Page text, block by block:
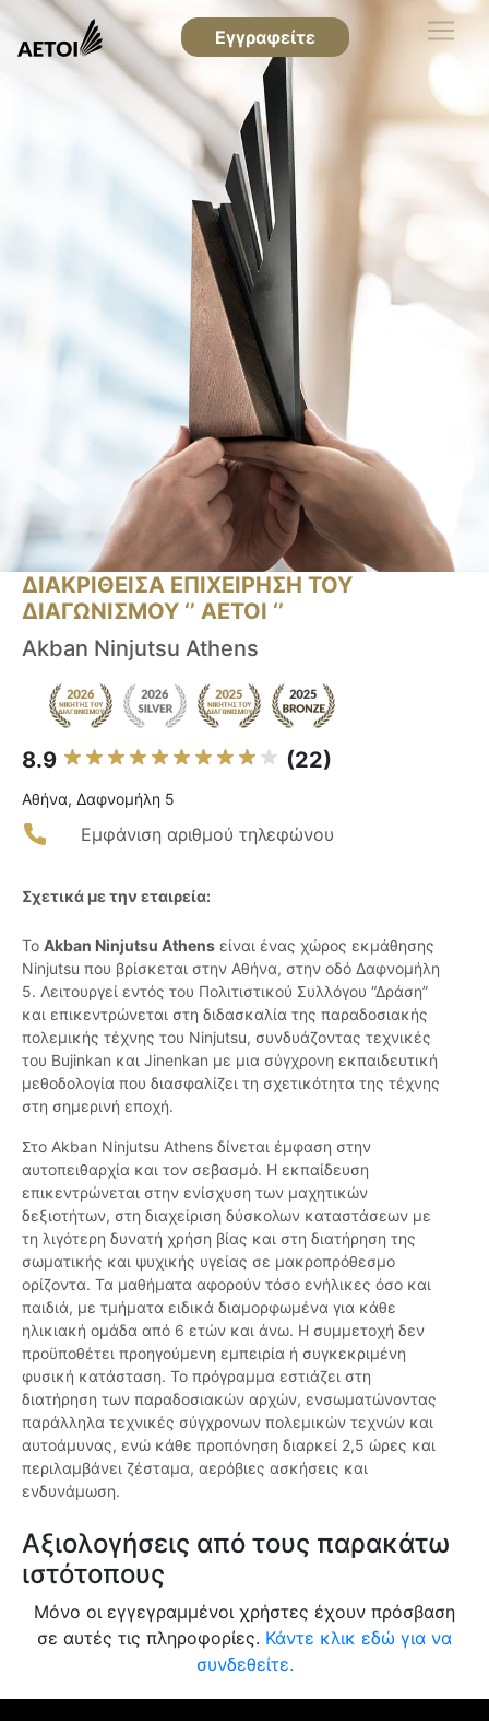
Εγγραφείτε
ΔΙΑΚΡΙΘΕΙΣΑ ΕΠΙΧΕΙΡΗΣΗ ΤΟΥ
ΔΙΑΓΩΝΙΣΜΟΥ ‘’ ΑΕΤΟΙ ‘’
Akban Ninjutsu Athens
8.9 (22)
Αθήνα, Δαφνομήλη 5
Εμφάνιση αριθμού τηλεφώνου
Σχετικά με την εταιρεία:
Το Akban Ninjutsu Athens είναι ένας χώρος εκμάθησης
Ninjutsu που βρίσκεται στην Αθήνα, στην οδό Δαφνομήλη
5. Λειτουργεί εντός του Πολιτιστικού Συλλόγου “Δράση”
και επικεντρώνεται στη διδασκαλία της παραδοσιακής
πολεμικής τέχνης του Ninjutsu, συνδυάζοντας τεχνικές
του Bujinkan και Jinenkan με μια σύγχρονη εκπαιδευτική
μεθοδολογία που διασφαλίζει τη σχετικότητα της τέχνης
στη σημερινή εποχή.
Στο Akban Ninjutsu Athens δίνεται έμφαση στην
αυτοπειθαρχία και τον σεβασμό. Η εκπαίδευση
επικεντρώνεται στην ενίσχυση των μαχητικών
δεξιοτήτων, στη διαχείριση δύσκολων καταστάσεων με
τη λιγότερη δυνατή χρήση βίας και στη διατήρηση της
σωματικής και ψυχικής υγείας σε μακροπρόθεσμο
ορίζοντα. Τα μαθήματα αφορούν τόσο ενήλικες όσο και
παιδιά, με τμήματα ειδικά διαμορφωμένα για κάθε
ηλικιακή ομάδα από 6 ετών και άνω. Η συμμετοχή δεν
προϋποθέτει προηγούμενη εμπειρία ή συγκεκριμένη
φυσική κατάσταση. Το πρόγραμμα εστιάζει στη
διατήρηση των παραδοσιακών αρχών, ενσωματώνοντας
παράλληλα τεχνικές σύγχρονων πολεμικών τεχνών και
αυτοάμυνας, ενώ κάθε προπόνηση διαρκεί 2,5 ώρες και
περιλαμβάνει ζέσταμα, αερόβιες ασκήσεις και
ενδυνάμωση.
Αξιολογήσεις από τους παρακάτω
ιστότοπους
Μόνο οι εγγεγραμμένοι χρήστες έχουν πρόσβαση
σε αυτές τις πληροφορίες. Κάντε κλικ εδώ για να
συνδεθείτε.